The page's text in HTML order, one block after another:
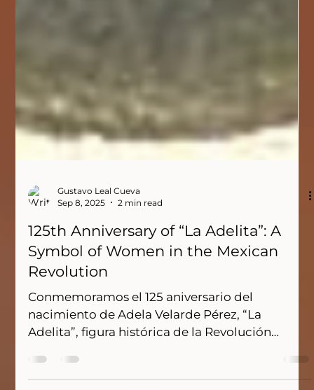
Gustavo Leal Cueva
Sep 8, 2025
2 min read
Symbol of Women in the Mexican
Revolution
Conmemoramos el 125 aniversario del